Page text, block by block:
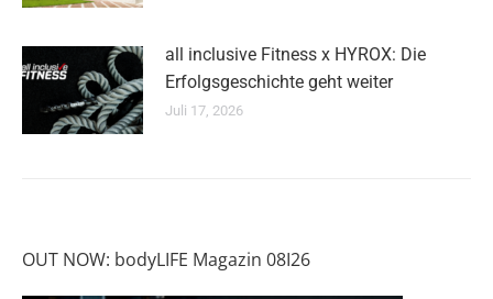
all inclusive Fitness x HYROX: Die
Erfolgsgeschichte geht weiter
Juli 17, 2026
OUT NOW: bodyLIFE Magazin 08I26